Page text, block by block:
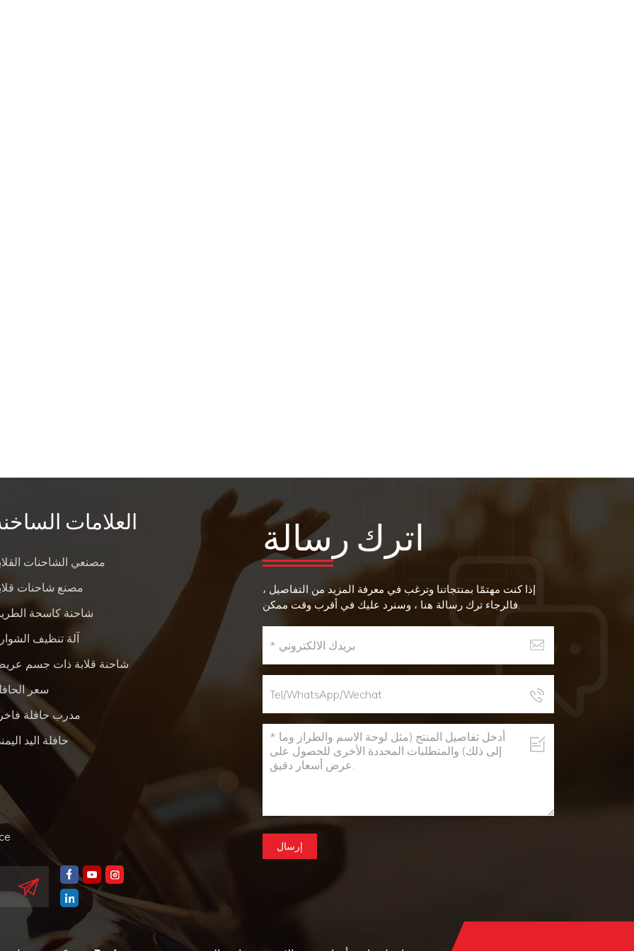
العلامات
مصنعي الشاحنات
مصنع شاحنات
شاحنة كاسحة
آلة تنظيف
شاحنة قلابة ذات جسم
سعر
مدرب حافلة
حافلة اليد
اترك رسالة
إذا كنت مهتمًا بمنتجاتنا وترغب في معرفة المزيد من التفاصيل ،
فالرجاء ترك رسالة هنا ، وسنرد عليك في أقرب وقت ممكن.
إرسال